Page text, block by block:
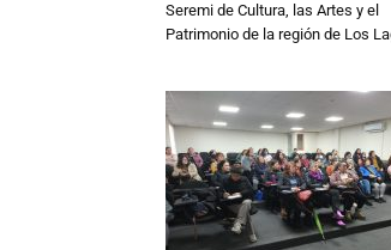
Seremi de Cultura, las Artes y el
Patrimonio de la región de Los